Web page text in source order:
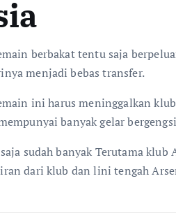
berbakat tentu saja
menjadi bebas transfer.
ini harus meninggalkan
banyak gelar
sudah banyak Terutama
dari klub dan lini tengah